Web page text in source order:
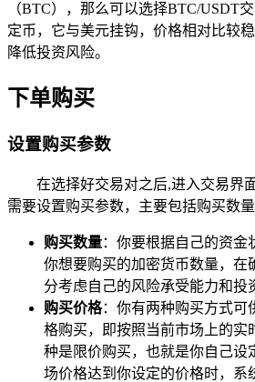
（BTC），那么可以选择BTC/USDT
定币，它与美元挂钩，价格相对比较
降低投资风险。
下单购买
设置购买参数
在选择好交易对之后,进入交易界
需要设置购买参数，主要包括购买数量
购买数量：你要根据自己的资金
你想要购买的加密货币数量，在
分考虑自己的风险承受能力和投
购买价格：你有两种购买方式可
格购买，即按照当前市场上的实
种是限价购买，也就是你自己设
场价格达到你设定的价格时，系